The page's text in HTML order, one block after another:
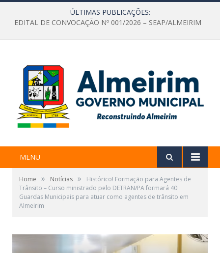
ÚLTIMAS PUBLICAÇÕES:
EDITAL DE CONVOCAÇÃO Nº 001/2026 – SEAP/ALMEIRIM
MENU
Home » Notícias »
Histórico! Formação para Agentes de
Trânsito – Curso ministrado pelo DETRAN/PA formará 40
Guardas Municipais para atuar como agentes de trânsito em
Almeirim